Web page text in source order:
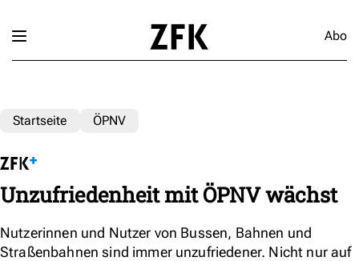
Abo
Startseite ÖPNV
Unzufriedenheit mit ÖPNV wächst
Nutzerinnen und Nutzer von Bussen, Bahnen und
Straßenbahnen sind immer unzufriedener. Nicht nur auf